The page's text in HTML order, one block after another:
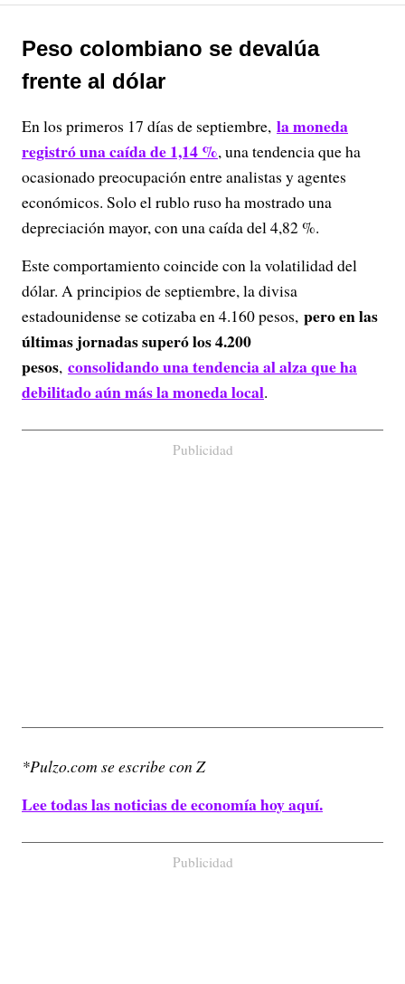
Peso colombiano se devalúa
frente al dólar
En los primeros 17 días de septiembre, la moneda
registró una caída de 1,14 %, una tendencia que ha
ocasionado preocupación entre analistas y agentes
económicos. Solo el rublo ruso ha mostrado una
depreciación mayor, con una caída del 4,82 %.
Este comportamiento coincide con la volatilidad del
dólar. A principios de septiembre, la divisa
estadounidense se cotizaba en 4.160 pesos, pero en las
últimas jornadas superó los 4.200
pesos, consolidando una tendencia al alza que ha
debilitado aún más la moneda local.
Publicidad
*Pulzo.com se escribe con Z
Lee todas las noticias de economía hoy aquí.
Publicidad